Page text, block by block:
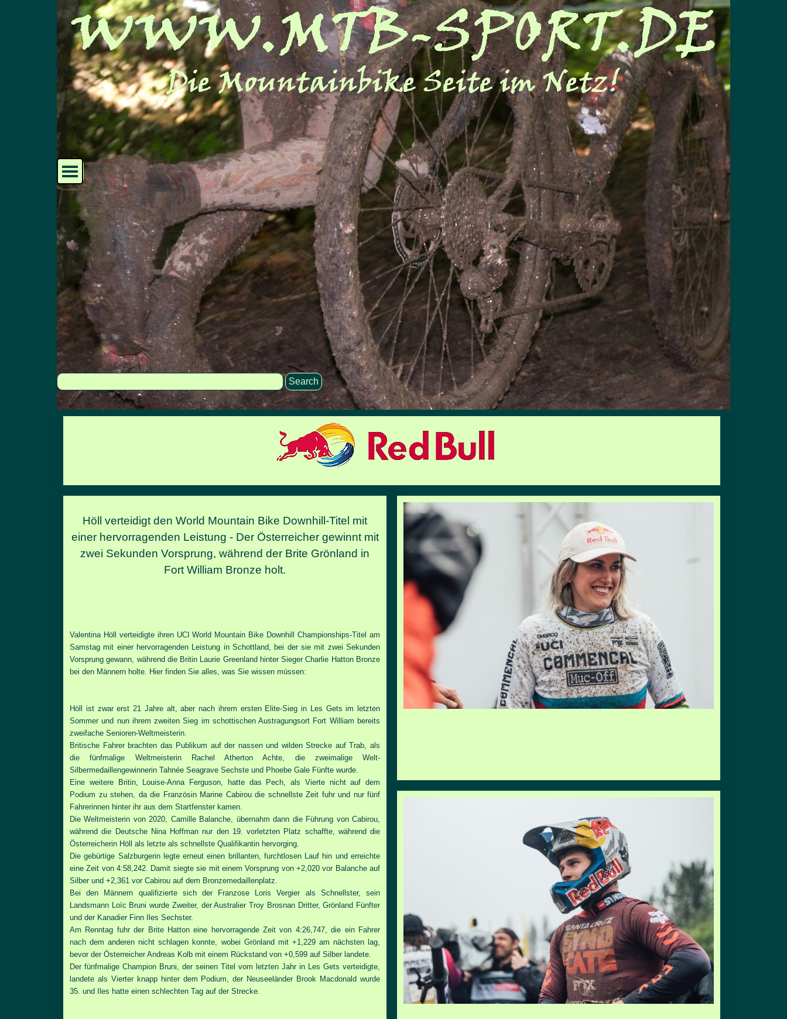
Direkt zum Seiteninhalt
Menü überspringen
Search
Höll verteidigt den World Mountain Bike Downhill-Titel mit
einer hervorragenden Leistung - Der Österreicher gewinnt mit
zwei Sekunden Vorsprung, während der Brite Grönland in
Fort William Bronze holt.
Valentina Höll verteidigte ihren UCI World Mountain Bike Downhill Championships-Titel am
Samstag mit einer hervorragenden Leistung in Schottland, bei der sie mit zwei Sekunden
Vorsprung gewann, während die Britin Laurie Greenland hinter Sieger Charlie Hatton Bronze
bei den Männern holte. Hier finden Sie alles, was Sie wissen müssen:
Höll ist zwar erst 21 Jahre alt, aber nach ihrem ersten Elite-Sieg in Les Gets im letzten
Sommer und nun ihrem zweiten Sieg im schottischen Austragungsort Fort William bereits
zweifache Senioren-Weltmeisterin.
Britische Fahrer brachten das Publikum auf der nassen und wilden Strecke auf Trab, als
die fünfmalige Weltmeisterin Rachel Atherton Achte, die zweimalige Welt-
Silbermedaillengewinnerin Tahnée Seagrave Sechste und Phoebe Gale Fünfte wurde.
Eine weitere Britin, Louise-Anna Ferguson, hatte das Pech, als Vierte nicht auf dem
Podium zu stehen, da die Französin Marine Cabirou die schnellste Zeit fuhr und nur fünf
Fahrerinnen hinter ihr aus dem Startfenster kamen.
Die Weltmeisterin von 2020, Camille Balanche, übernahm dann die Führung von Cabirou,
während die Deutsche Nina Hoffman nur den 19. vorletzten Platz schaffte, während die
Österreicherin Höll als letzte als schnellste Qualifikantin hervorging.
Die gebürtige Salzburgerin legte erneut einen brillanten, furchtlosen Lauf hin und erreichte
eine Zeit von 4:58,242. Damit siegte sie mit einem Vorsprung von +2,020 vor Balanche auf
Silber und +2,361 vor Cabirou auf dem Bronzemedaillenplatz.
Bei den Männern qualifizierte sich der Franzose Loris Vergier als Schnellster, sein
Landsmann Loïc Bruni wurde Zweiter, der Australier Troy Brosnan Dritter, Grönland Fünfter
und der Kanadier Finn Iles Sechster.
Am Renntag fuhr der Brite Hatton eine hervorragende Zeit von 4:26,747, die ein Fahrer
nach dem anderen nicht schlagen konnte, wobei Grönland mit +1,229 am nächsten lag,
bevor der Österreicher Andreas Kolb mit einem Rückstand von +0,599 auf Silber landete.
Der fünfmalige Champion Bruni, der seinen Titel vom letzten Jahr in Les Gets verteidigte,
landete als Vierter knapp hinter dem Podium, der Neuseeländer Brook Macdonald wurde
35. und Iles hatte einen schlechten Tag auf der Strecke.